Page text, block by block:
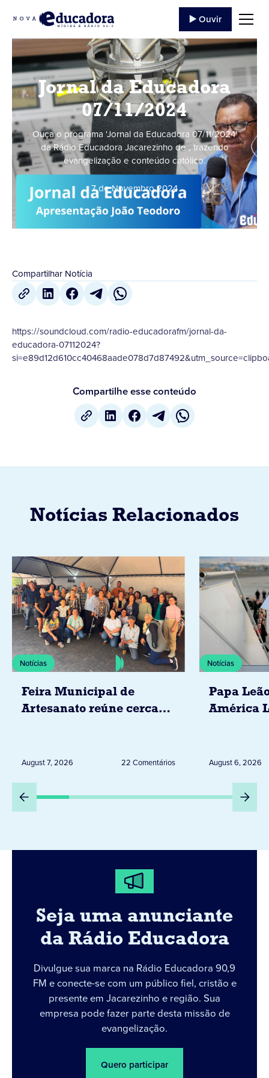
▶️ Ouvir
Jornal da Educadora
07/11/2024
Ouça o programa 'Jornal da Educadora 07/11/2024'
da Rádio Educadora Jacarezinho de , trazendo
evangelização e conteúdo católico.
7 de Novembro,2024
Compartilhar Notícia
https://soundcloud.com/radio-educadorafm/jornal-da-
educadora-07112024?
Compartilhe esse conteúdo
Notícias Relacionados
Notícias
Feira Municipal de
Artesanato reúne cerca
August 7, 2026 22 Comentários
Notícias
Papa
América
Peru
August 6, 2026
Seja uma anunciante
da Rádio Educadora
Divulgue sua marca na Rádio Educadora 90,9
FM e conecte-se com um público fiel, cristão e
presente em Jacarezinho e região. Sua
empresa pode fazer parte desta missão de
evangelização.
Quero participar